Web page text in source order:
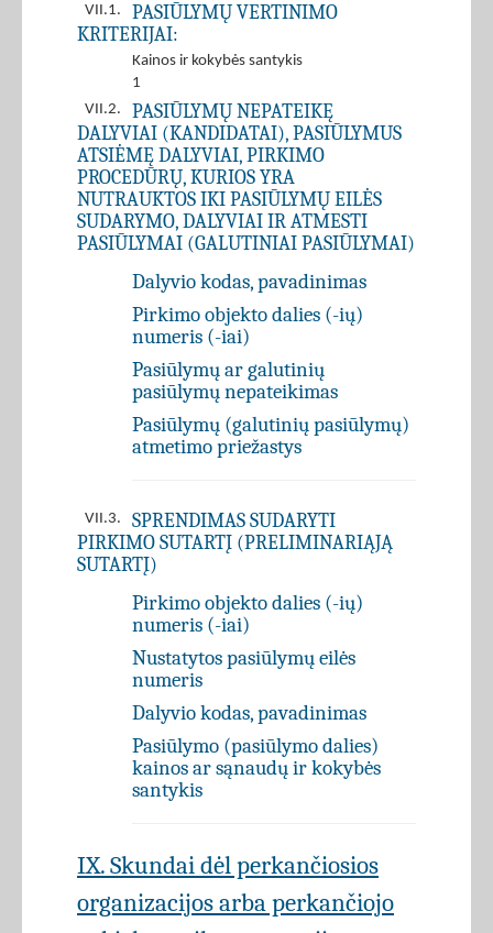
VII.1.
PASIŪLYMŲ VERTINIMO
KRITERIJAI:
Kainos ir kokybės santykis
1
VII.2.
PASIŪLYMŲ NEPATEIKĘ
DALYVIAI (KANDIDATAI), PASIŪLYMUS
ATSIĖMĘ DALYVIAI, PIRKIMO
PROCEDŪRŲ, KURIOS YRA
NUTRAUKTOS IKI PASIŪLYMŲ EILĖS
SUDARYMO, DALYVIAI IR ATMESTI
PASIŪLYMAI (GALUTINIAI PASIŪLYMAI)
Dalyvio kodas, pavadinimas
Pirkimo objekto dalies (-ių)
numeris (-iai)
Pasiūlymų ar galutinių
pasiūlymų nepateikimas
Pasiūlymų (galutinių pasiūlymų)
atmetimo priežastys
VII.3.
SPRENDIMAS SUDARYTI
PIRKIMO SUTARTĮ (PRELIMINARIĄJĄ
SUTARTĮ)
Pirkimo objekto dalies (-ių)
numeris (-iai)
Nustatytos pasiūlymų eilės
numeris
Dalyvio kodas, pavadinimas
Pasiūlymo (pasiūlymo dalies)
kainos ar sąnaudų ir kokybės
santykis
IX. Skundai dėl perkančiosios
organizacijos arba perkančiojo